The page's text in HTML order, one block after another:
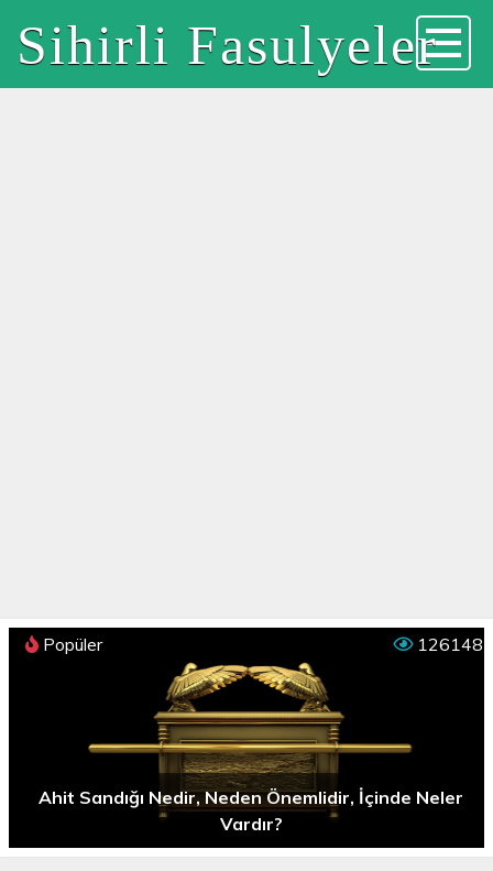
Sihirli Fasulyeler
Ahit Sandığı Nedir, Neden Önemlidir, İçinde Neler
Vardır?
Popüler 126148